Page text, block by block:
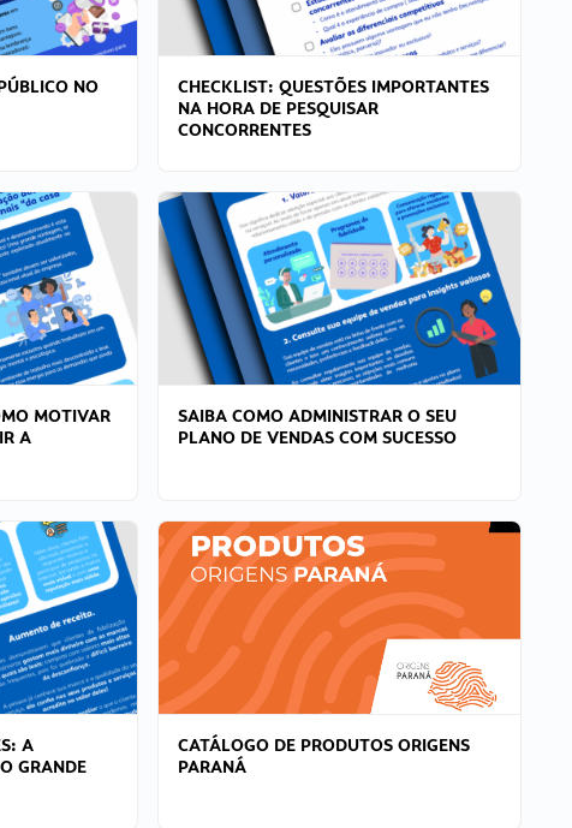
NO
CHECKLIST: QUESTÕES IMPORTANTES
NA HORA DE PESQUISAR
CONCORRENTES
MOTIVAR
A
SAIBA COMO ADMINISTRAR O SEU
PLANO DE VENDAS COM SUCESSO
A
GRANDE
CATÁLOGO DE PRODUTOS ORIGENS
PARANÁ